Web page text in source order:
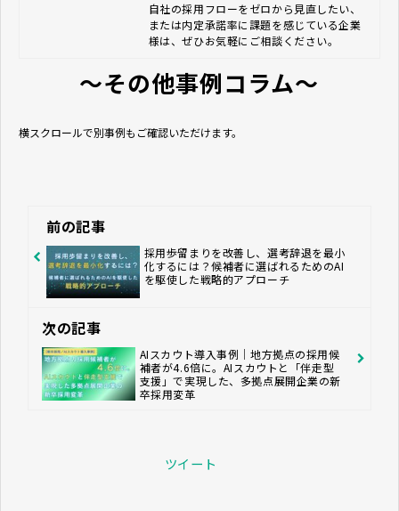
自社の採用フローをゼロから見直したい、
または内定承諾率に課題を感じている企業
様は、ぜひお気軽にご相談ください。
～その他事例コラム～
横スクロールで別事例もご確認いただけます。
前の記事
採用歩留まりを改善し、選考辞退を最小
化するには？候補者に選ばれるためのAI
を駆使した戦略的アプローチ
次の記事
AIスカウト導入事例│地方拠点の採用候
補者が4.6倍に。AIスカウトと「伴走型
支援」で実現した、多拠点展開企業の新
卒採用変革
ツイート